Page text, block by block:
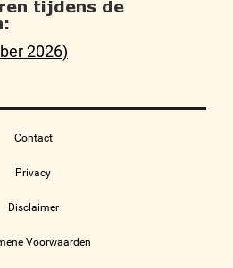
tijdens de
2026)
Contact
Privacy
Disclaimer
Voorwaarden